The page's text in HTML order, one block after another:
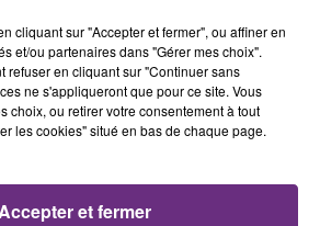
TEDDY SWIMS
Mr Know It All
6h28
6h28
cliquant sur "Accepter et fermer", ou affiner en
et/ou partenaires dans "Gérer mes choix".
refuser en cliquant sur "Continuer sans
ne s'appliqueront que pour ce site. Vous
choix, ou retirer votre consentement à tout
les cookies" situé en bas de chaque page.
et fermer